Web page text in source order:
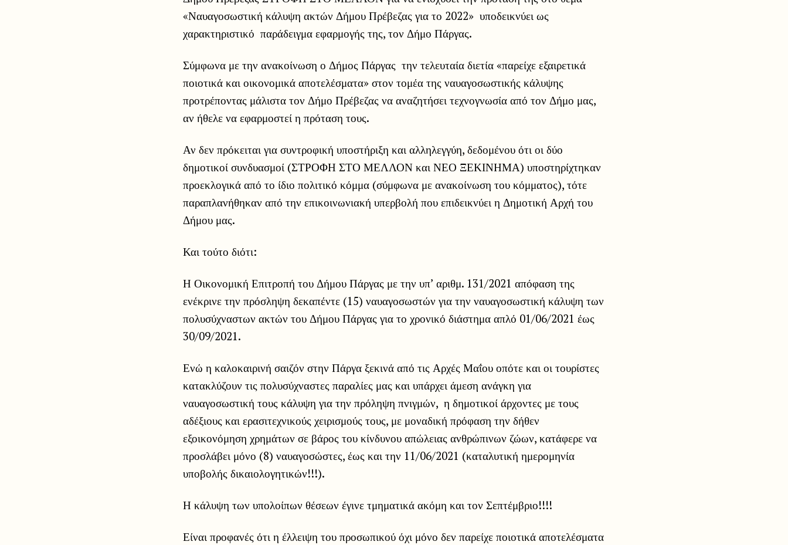
«Ναυαγοσωστική κάλυψη ακτών Δήμου Πρέβεζας για το 2022» υποδεικνύει ως
χαρακτηριστικό παράδειγμα εφαρμογής της, τον Δήμο Πάργας.
Σύμφωνα με την ανακοίνωση ο Δήμος Πάργας την τελευταία διετία «παρείχε εξαιρετικά
ποιοτικά και οικονομικά αποτελέσματα» στον τομέα της ναυαγοσωστικής κάλυψης
προτρέποντας μάλιστα τον Δήμο Πρέβεζας να αναζητήσει τεχνογνωσία από τον Δήμο μας,
αν ήθελε να εφαρμοστεί η πρόταση τους.
Αν δεν πρόκειται για συντροφική υποστήριξη και αλληλεγγύη, δεδομένου ότι οι δύο
δημοτικοί συνδυασμοί (ΣΤΡΟΦΗ ΣΤΟ ΜΕΛΛΟΝ και ΝΕΟ ΞΕΚΙΝΗΜΑ) υποστηρίχτηκαν
προεκλογικά από το ίδιο πολιτικό κόμμα (σύμφωνα με ανακοίνωση του κόμματος), τότε
παραπλανήθηκαν από την επικοινωνιακή υπερβολή που επιδεικνύει η Δημοτική Αρχή του
Δήμου μας.
Και τούτο διότι:
Η Οικονομική Επιτροπή του Δήμου Πάργας με την υπ’ αριθμ. 131/2021 απόφαση της
ενέκρινε την πρόσληψη δεκαπέντε (15) ναυαγοσωστών για την ναυαγοσωστική κάλυψη των
πολυσύχναστων ακτών του Δήμου Πάργας για το χρονικό διάστημα απλό 01/06/2021 έως
30/09/2021.
Ενώ η καλοκαιρινή σαιζόν στην Πάργα ξεκινά από τις Αρχές Μαΐου οπότε και οι τουρίστες
κατακλύζουν τις πολυσύχναστες παραλίες μας και υπάρχει άμεση ανάγκη για
ναυαγοσωστική τους κάλυψη για την πρόληψη πνιγμών, η δημοτικοί άρχοντες με τους
αδέξιους και ερασιτεχνικούς χειρισμούς τους, με μοναδική πρόφαση την δήθεν
εξοικονόμηση χρημάτων σε βάρος του κίνδυνου απώλειας ανθρώπινων ζώων, κατάφερε να
προσλάβει μόνο (8) ναυαγοσώστες, έως και την 11/06/2021 (καταλυτική ημερομηνία
υποβολής δικαιολογητικών!!!).
Η κάλυψη των υπολοίπων θέσεων έγινε τμηματικά ακόμη και τον Σεπτέμβριο!!!!
Είναι προφανές ότι η έλλειψη του προσωπικού όχι μόνο δεν παρείχε ποιοτικά αποτελέσματα